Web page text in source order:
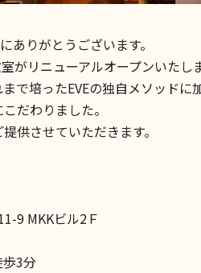
ありがとうございます。
がリニューアルオープンいたしま
で培ったEVEの独自メソッド
だわりました。
供させていただきます。
9 MKKビル2Ｆ
3分